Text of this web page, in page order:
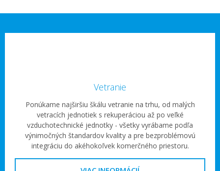
Vetranie
Ponúkame najširšiu škálu vetranie na trhu, od malých
vetracích jednotiek s rekuperáciou až po veľké
vzduchotechnické jednotky - všetky vyrábame podľa
výnimočných štandardov kvality a pre bezproblémovú
integráciu do akéhokoľvek komerčného priestoru.